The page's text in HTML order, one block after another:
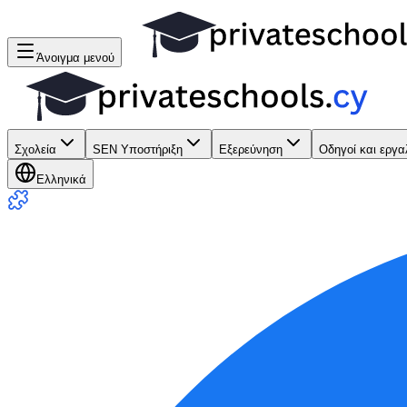
Άνοιγμα μενού
Σχολεία SEN Υποστήριξη Εξερεύνηση Οδηγοί και
Ελληνικά